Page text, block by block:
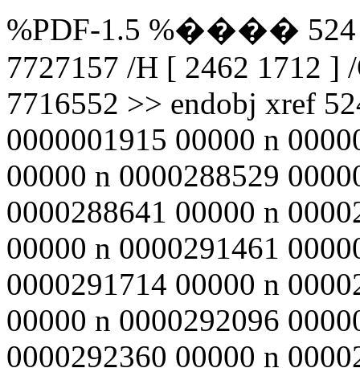
%PDF-1.5 %���� 524
7727157 /H [ 2462 1712 ]
7716552 >> endobj xref
0000001915 00000 n
00000 n 0000288529
0000288641 00000 n
00000 n 0000291461
0000291714 00000 n
00000 n 0000292096
0000292360 00000 n